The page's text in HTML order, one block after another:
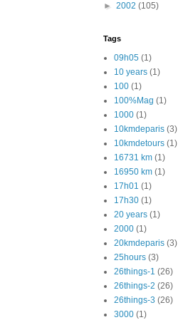
► 2002 (105)
Tags
09h05 (1)
10 years (1)
100 (1)
100%Mag (1)
1000 (1)
10kmdeparis (3)
10kmdetours (1)
16731 km (1)
16950 km (1)
17h01 (1)
17h30 (1)
20 years (1)
2000 (1)
20kmdeparis (3)
25hours (3)
26things-1 (26)
26things-2 (26)
26things-3 (26)
3000 (1)